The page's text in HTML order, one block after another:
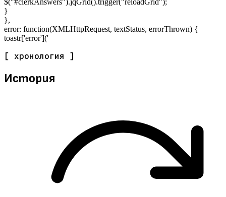
$("#clerkAnswers").jqGrid().trigger("reloadGrid");
}
},
error: function(XMLHttpRequest, textStatus, errorThrown) {
toastr['error']('
[ хронология ]
История